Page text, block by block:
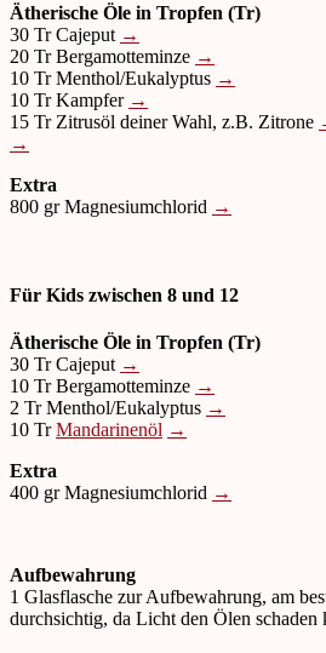
Ätherische Öle in Tropfen (Tr)
30 Tr Cajeput →
20 Tr Bergamotteminze →
10 Tr Menthol/Eukalyptus →
10 Tr Kampfer →
15 Tr Zitrusöl deiner Wahl, z.B. Zitrone
→
Extra
800 gr Magnesiumchlorid →
Für Kids zwischen 8 und 12
Ätherische Öle in Tropfen (Tr)
30 Tr Cajeput →
10 Tr Bergamotteminze →
2 Tr Menthol/Eukalyptus →
10 TrMandarinenöl →
Extra
400 gr Magnesiumchlorid →
Aufbewahrung
1 Glasflasche zur Aufbewahrung, am
durchsichtig, da Licht den Ölen schaden